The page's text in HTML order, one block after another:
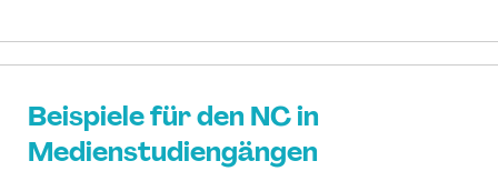
Beispiele für den NC in
Medienstudiengängen